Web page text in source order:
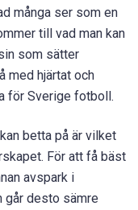
många ser som en
till vad man kan
som sätter
med hjärtat och
för Sverige fotboll.
betta på är vilket
För att få bäst
avspark i
går desto sämre